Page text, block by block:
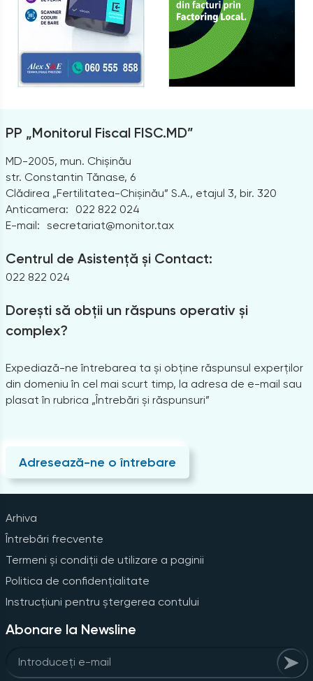
PP „Monitorul Fiscal FISC.MD”
MD-2005, mun. Chișinău
str. Constantin Tănase, 6
Clădirea „Fertilitatea-Chișinău” S.A., etajul 3, bir. 320
Anticamera:
022 822 024
E-mail: secretariat@monitor.tax
Centrul de Asistență și Contact:
022 822 024
Dorești să obții un răspuns operativ și
complex?
Expediază-ne întrebarea ta și obține răspunsul experților
din domeniu în cel mai scurt timp, la adresa de e-mail sau
plasat în rubrica „Întrebări și răspunsuri”
Adresează-ne o întrebare
Arhiva
Întrebări frecvente
Termeni și condiții de utilizare a paginii
Politica de confidențialitate
Instrucțiuni pentru ștergerea contului
Abonare la Newsline